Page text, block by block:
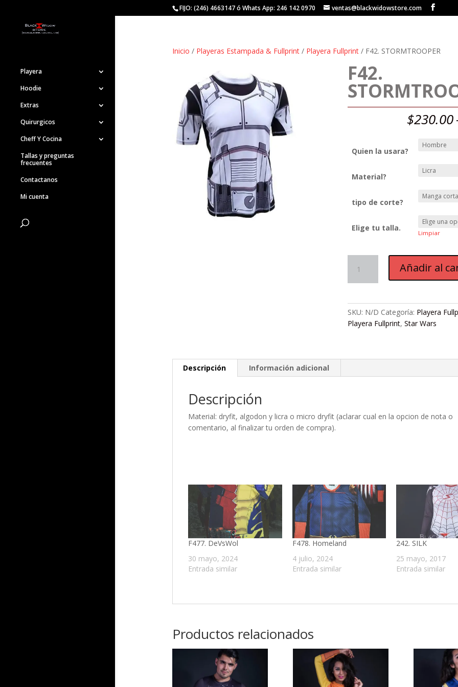
FIJO: (246) 4663147 ó Whats App: 246 142 0970 ventas@blackwidowstore.com
Playera
Hoodie
Extras
Quirurgicos
Cheff Y Cocina
Tallas y preguntas
frecuentes
Contactanos
Mi cuenta
Inicio / Playeras Estampada & Fullprint/ Playera Fullprint/ F42. STORMTROOPER
F42.
$230.00
Quien la usara?
Material?
tipo de corte?
Elige tu talla.
Limpiar
STORMTROOPER
cantidad
Añadir al
SKU: N/D Categoría: Playera
Playera Fullprint, Star Wars
Descripción Información adicional
Descripción
Material: dryfit, algodon y licra o micro dryfit (aclarar cual en la opcion de nota o
comentario, al finalizar tu orden de compra).
F477. DeVsWol
30 mayo, 2024
Entrada similar
F478. Homeland
4 julio, 2024
Entrada similar
242. SILK
25 mayo, 2017
Entrada similar
Productos relacionados